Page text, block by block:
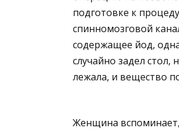
подготовке к
спинномозговой
содержащее йод,
случайно задел стол,
лежала, и вещество
Женщина вспоминает,